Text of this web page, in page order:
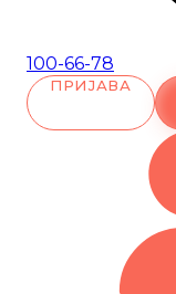
100-66-78
ПРИЈАВА